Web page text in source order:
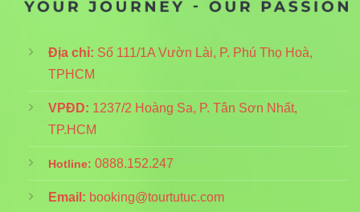
Địa chỉ: Số 111/1A Vườn Lài, P. Phú Thọ Hoà,
TPHCM
VPĐD: 1237/2 Hoàng Sa, P. Tân Sơn Nhất,
TP.HCM
Hotline: 0888.152.247
Email: booking@tourtutuc.com